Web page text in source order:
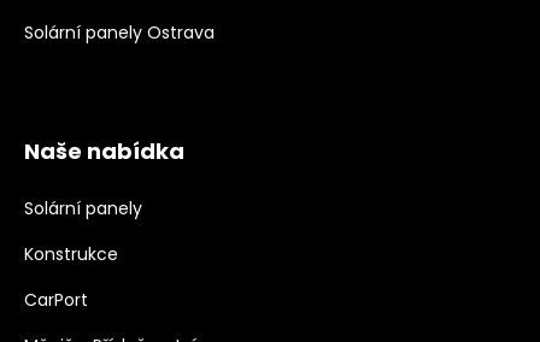
Solární panely Ostrava
Naše nabídka
Solární panely
Konstrukce
CarPort